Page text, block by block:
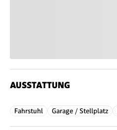
AUSSTATTUNG
Fahrstuhl Garage / Stellplatz